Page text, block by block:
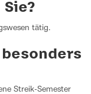
tätig.
Streik-Semester